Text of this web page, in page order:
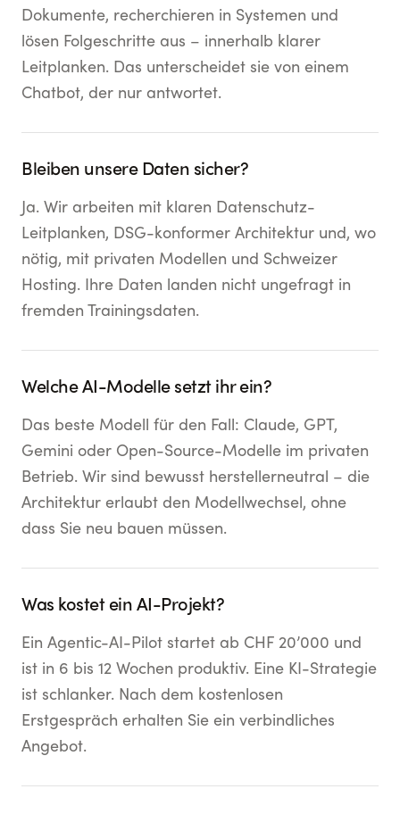
Dokumente, recherchieren in Systemen und
lösen Folgeschritte aus – innerhalb klarer
Leitplanken. Das unterscheidet sie von einem
Chatbot, der nur antwortet.
Bleiben unsere Daten sicher?
Ja. Wir arbeiten mit klaren Datenschutz-
Leitplanken, DSG-konformer Architektur und, wo
nötig, mit privaten Modellen und Schweizer
Hosting. Ihre Daten landen nicht ungefragt in
fremden Trainingsdaten.
Welche AI-Modelle setzt ihr ein?
Das beste Modell für den Fall: Claude, GPT,
Gemini oder Open-Source-Modelle im privaten
Betrieb. Wir sind bewusst herstellerneutral – die
Architektur erlaubt den Modellwechsel, ohne
dass Sie neu bauen müssen.
Was kostet ein AI-Projekt?
Ein Agentic-AI-Pilot startet ab CHF 20’000 und
ist in 6 bis 12 Wochen produktiv. Eine KI-Strategie
ist schlanker. Nach dem kostenlosen
Erstgespräch erhalten Sie ein verbindliches
Angebot.